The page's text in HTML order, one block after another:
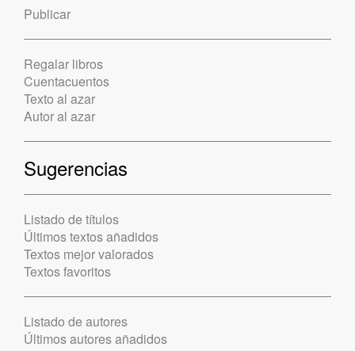
Publicar
Regalar libros
Cuentacuentos
Texto al azar
Autor al azar
Sugerencias
Listado de títulos
Últimos textos añadidos
Textos mejor valorados
Textos favoritos
Listado de autores
Últimos autores añadidos